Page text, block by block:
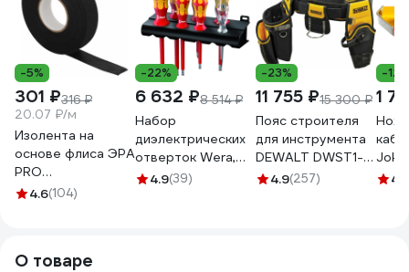
-5%
301 ₽316 ₽
20.07 ₽/м
Изолента на
основе флиса ЭРА
PRO
PROFLEEC1915 19
4.6(104)
-22%
6 632 ₽8 514 ₽
Набор
диэлектрических
отверток Wera,
VDE, индикатор
4.9(39)
-23%
11 755 ₽15 300 ₽
Пояс строителя
для инструмента
DEWALT DWST1-
75552
4.9(257)
-12%
1
Нож
4.6
О товаре